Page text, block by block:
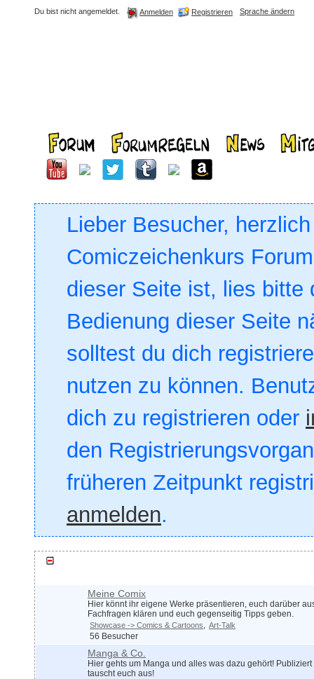
Du bist nicht angemeldet. Anmelden Registrieren Sprache ändern
Lieber Besucher,
Comiczeichenkurs
dieser Seite ist, lies bitte
Bedienung dieser Seite
solltest du dich
nutzen zu können.
dich zu registrieren oder
den
früheren Zeitpunkt
anmelden.
Meine Comix
Hier könnt ihr eigene Werke präsentieren, euch darüber
Fachfragen klären und euch gegenseitig Tipps geben.
Showcase -> Comics & Cartoons Art-Talk
56 Besucher
Manga & Co.
Hier gehts um Manga und alles was dazu gehört!
tauscht euch aus!